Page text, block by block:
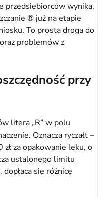
przedsiębiorców wynika,
® już na etapie
To prosta droga do
problemów z
przy
litera „R” w polu
Oznacza ryczałt –
zł za opakowanie leku, o
ustalonego limitu
się różnicę